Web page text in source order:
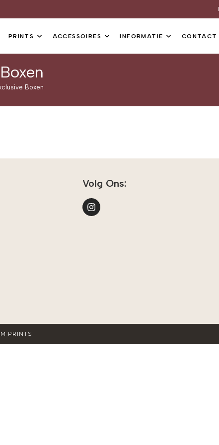
PRINTS ACCESSOIRES INFORMATIE CONTACT
Boxen
Volg Ons:
PRINTS